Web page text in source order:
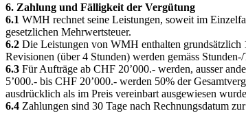
6. Zahlung und Fälligkeit der Vergütung
6.1 WMH rechnet seine Leistungen, soweit im
gesetzlichen Mehrwertsteuer.
6.2 Die Leistungen von WMH enthalten grundsätzlich
Revisionen (über 4 Stunden) werden gemäss
6.3 Für Aufträge ab CHF 20’000.- werden, ausser
5’000.- bis CHF 20’000.- werden 50% der
ausdrücklich als im Preis vereinbart ausgewiesen
6.4 Zahlungen sind 30 Tage nach Rechnungsdatum